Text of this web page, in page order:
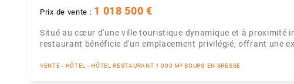
Prix de vente : 1 018 500 €
Situé au cœur d'une ville touristique dynamique et à proximité
restaurant bénéficie d'un emplacement privilégié, offrant une
VENTE - HÔTEL - HÔTEL RESTAURANT 1 000 M² BOURG EN BRESSE